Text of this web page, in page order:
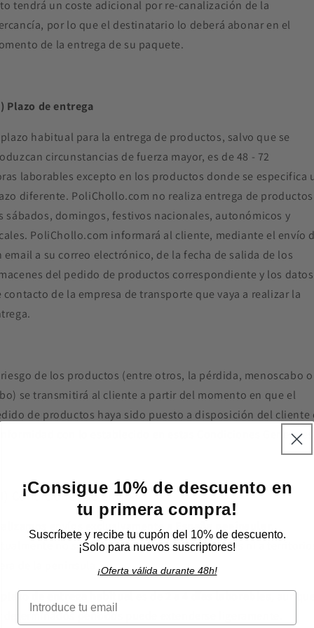
tendrá un coste adicional por re-canalización de la
por lo que el destinatario lo deberá abonar en el
de la entrega de su paquete.
Plazo de entrega
plazo habitual para la entrega de productos, salvo que se
circunstancias de fuerza mayor, es de 48 - 72
laborables excepto en los productos donde se especifica
diferente. PoliChollo.com no realiza entrega de productos
sábados, domingos, festivos nacionales, autonómicos y
PoliChollo.com informará al cliente, mediante el envío
email a su correo electrónico, de la fecha de salida de los
del pedido de productos correspondiente y los datos
contacto de la empresa de transporte que vaya a realizar la
riesgo de los productos (entre otros, la pérdida, menoscabo o
se transmitirá al cliente a partir del momento en que el
de productos haya sido puesto a disposición del cliente
con lo establecido en estas Condiciones Generales
Condiciones de envío
envíos exclusivamente a
no se realizan envíos internacionales ni a
de la península.
plazo de entrega habituales de2 a 4 días laborables,
determinados periodos puede extenderse ligeramente.
¡Consigue 10% de descuento en
tu primera compra!
Suscríbete y recibe tu cupón del 10% de descuento.
¡Solo para nuevos suscriptores!
¡Oferta válida durante 48h!
Email